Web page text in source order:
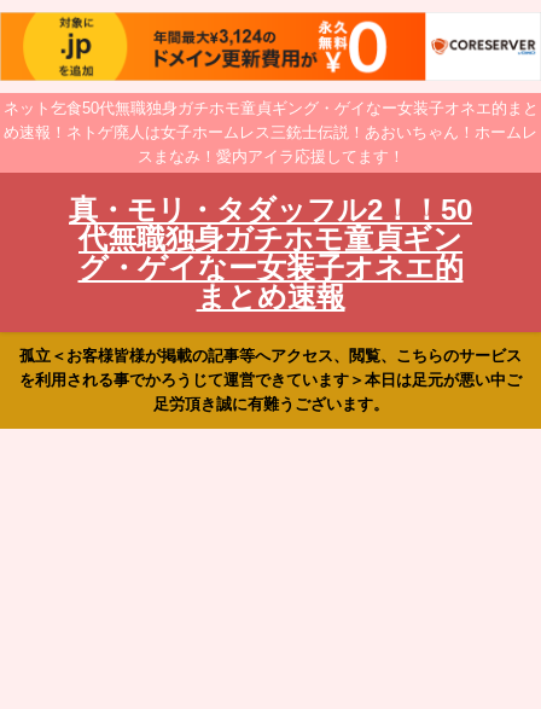
ネット乞食50代無職独身ガチホモ童貞ギング・ゲイなー女装子オネエ的まと
め速報！ネトゲ廃人は女子ホームレス三銃士伝説！あおいちゃん！ホームレ
スまなみ！愛内アイラ応援してます！
真・モリ・タダッフル2！！50
代無職独身ガチホモ童貞ギン
グ・ゲイなー女装子オネエ的
まとめ速報
孤立＜お客様皆様が掲載の記事等へアクセス、閲覧、こちらのサービス
を利用される事でかろうじて運営できています＞本日は足元が悪い中ご
足労頂き誠に有難うございます。